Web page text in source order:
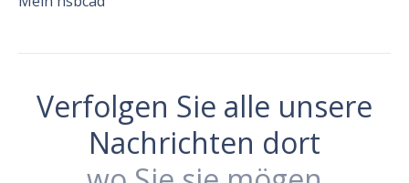
Verfolgen Sie alle unsere
Nachrichten dort